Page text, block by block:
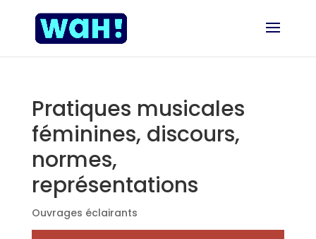
Pratiques musicales
féminines, discours,
normes,
représentations
Ouvrages éclairants